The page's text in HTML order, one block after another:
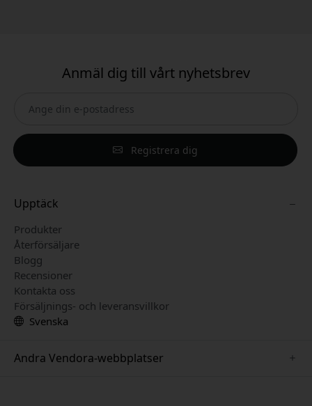
Anmäl dig till vårt nyhetsbrev
Registrera dig
Upptäck
Produkter
Återförsäljare
Blogg
Recensioner
Kontakta oss
Försäljnings- och leveransvillkor
Svenska
Andra Vendora-webbplatser